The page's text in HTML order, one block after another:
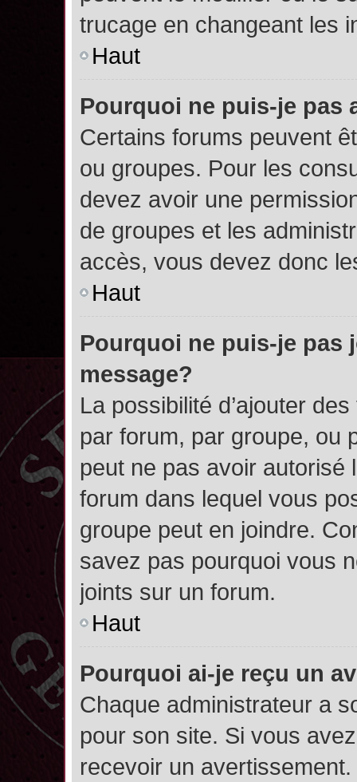
trucage en changeant les
Haut
Pourquoi ne puis-je pas
Certains forums peuvent
ou groupes. Pour les
devez avoir une
de groupes et les
accès, vous devez donc
Haut
Pourquoi ne puis-je pas
message?
La possibilité d’ajouter
par forum, par groupe, ou
peut ne pas avoir autorisé
forum dans lequel vous
groupe peut en joindre.
savez pas pourquoi vous
joints sur un forum.
Haut
Pourquoi ai-je reçu un
Chaque administrateur a
pour son site. Si vous
recevoir un